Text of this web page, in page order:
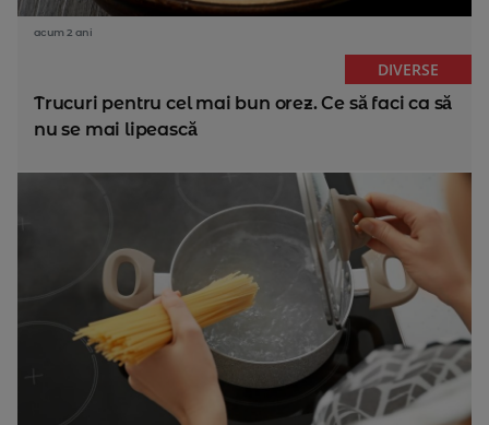
acum 2 ani
DIVERSE
Trucuri pentru cel mai bun orez. Ce să faci ca să
nu se mai lipească